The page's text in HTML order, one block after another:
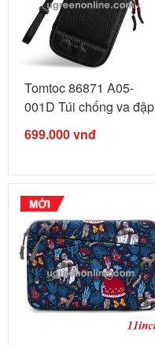
Tomtoc 86871 A05-
001D Túi chống va đập
...
699.000vnđ